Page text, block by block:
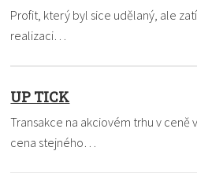
Profit, který byl sice udělaný, ale
realizaci…
UP TICK
Transakce na akciovém trhu v ceně
cena stejného…